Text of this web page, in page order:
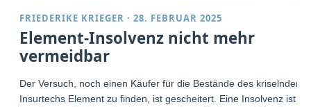
FRIEDERIKE KRIEGER ·28. FEBRUAR 2025
Element-Insolvenz nicht mehr
vermeidbar
Der Versuch, noch einen Käufer für die Bestände des kriselnden
Insurtechs Element zu finden, ist gescheitert. Eine Insolvenz ist